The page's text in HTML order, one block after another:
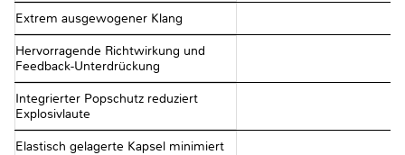
Extrem ausgewogener Klang
Hervorragende Richtwirkung und
Feedback-Unterdrückung
Integrierter Popschutz reduziert
Explosivlaute
Elastisch gelagerte Kapsel minimiert